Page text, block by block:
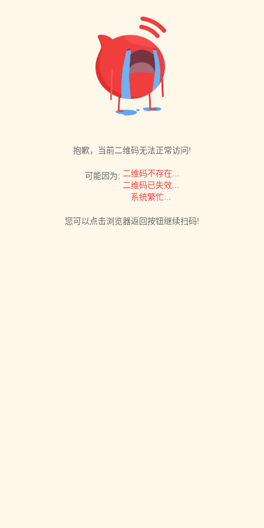
抱歉，当前二维码无法正常访问!
可能因为: 二维码不存在...
二维码已失效...
系统繁忙...
您可以点击浏览器返回按钮继续扫码!